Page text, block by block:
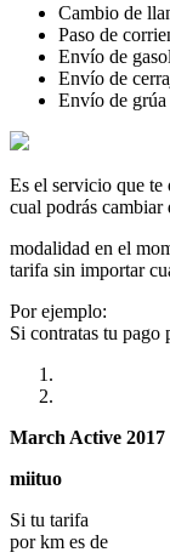
Cambio de
Paso de
Envío de
Envío de
Envío de grúa
Es el servicio que te
cual podrás cambiar
modalidad en el
tarifa sin importar
Por ejemplo:
Si contratas tu pago
March Active 2017
miituo
Si tu tarifa
por km es de